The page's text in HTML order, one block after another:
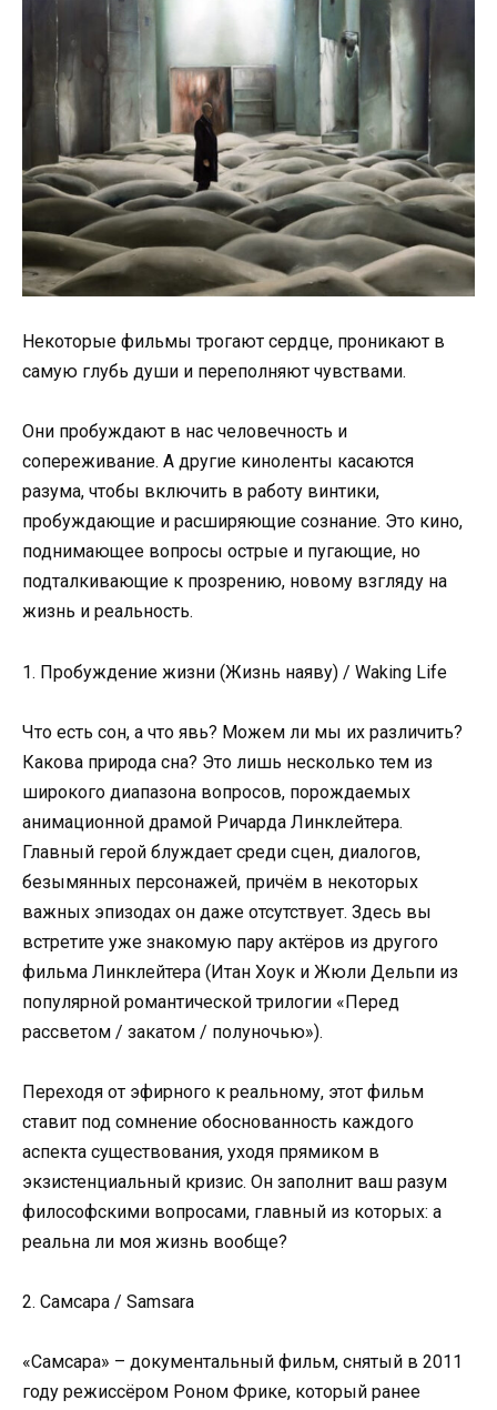
Некоторые фильмы трогают сердце, проникают в
самую глубь души и переполняют чувствами.
Они пробуждают в нас человечность и
сопереживание. А другие киноленты касаются
разума, чтобы включить в работу винтики,
пробуждающие и расширяющие сознание. Это кино,
поднимающее вопросы острые и пугающие, но
подталкивающие к прозрению, новому взгляду на
жизнь и реальность.
1. Пробуждение жизни (Жизнь наяву) / Waking Life
Что есть сон, а что явь? Можем ли мы их различить?
Какова природа сна? Это лишь несколько тем из
широкого диапазона вопросов, порождаемых
анимационной драмой Ричарда Линклейтера.
Главный герой блуждает среди сцен, диалогов,
безымянных персонажей, причём в некоторых
важных эпизодах он даже отсутствует. Здесь вы
встретите уже знакомую пару актёров из другого
фильма Линклейтера (Итан Хоук и Жюли Дельпи из
популярной романтической трилогии «Перед
рассветом / закатом / полуночью»).
Переходя от эфирного к реальному, этот фильм
ставит под сомнение обоснованность каждого
аспекта существования, уходя прямиком в
экзистенциальный кризис. Он заполнит ваш разум
философскими вопросами, главный из которых: а
реальна ли моя жизнь вообще?
2. Самсара / Samsara
«Самсара» – документальный фильм, снятый в 2011
году режиссёром Роном Фрике, который ранее